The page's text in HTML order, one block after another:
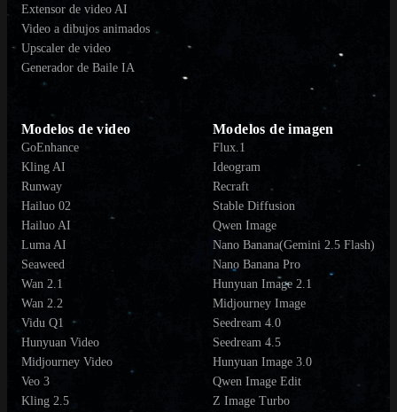
Extensor de video AI
Video a dibujos animados
Upscaler de video
Generador de Baile IA
Modelos de video
GoEnhance
Kling AI
Runway
Hailuo 02
Hailuo AI
Luma AI
Seaweed
Wan 2.1
Wan 2.2
Vidu Q1
Hunyuan Video
Midjourney Video
Veo 3
Kling 2.5
Modelos de imagen
Flux.1
Ideogram
Recraft
Stable Diffusion
Qwen Image
Nano Banana(Gemini 2.5 Flash)
Nano Banana Pro
Hunyuan Image 2.1
Midjourney Image
Seedream 4.0
Seedream 4.5
Hunyuan Image 3.0
Qwen Image Edit
Z Image Turbo